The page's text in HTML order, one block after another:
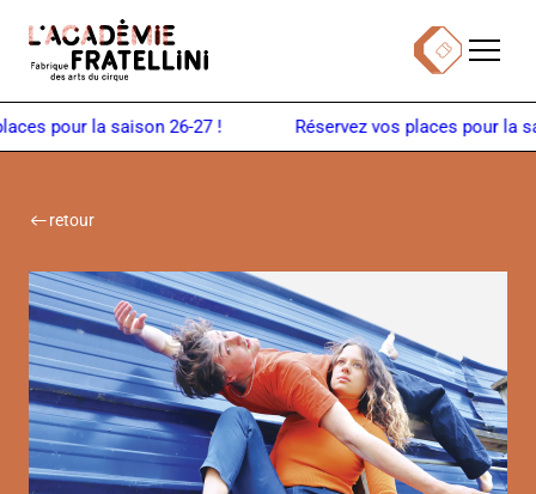
Billetterie
Menu
la saison 26-27 !
retour
Panneau de gestion des cookies